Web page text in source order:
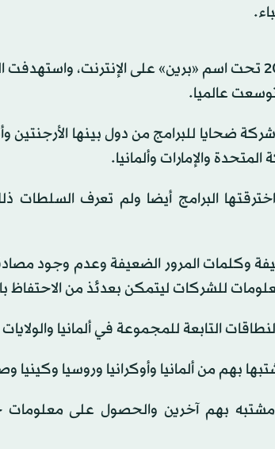
وتأسست المجموعة في أغسطس (آب) 2023 تحت اسم «برين» على
عالميا.
السلطات إن التحقيق رصد وقوع 43 شركة ضحايا للبرامج من دول
والإمارات وألمانيا.
البرامج أيضا ولم تعرف السلطات
وكلمات المرور الضعيفة وعدم وجود
للشركات ليتمكن بعدئذ من الاحتفاظ
التابعة للمجموعة في ألمانيا
بهم آخرين والحصول على معلومات